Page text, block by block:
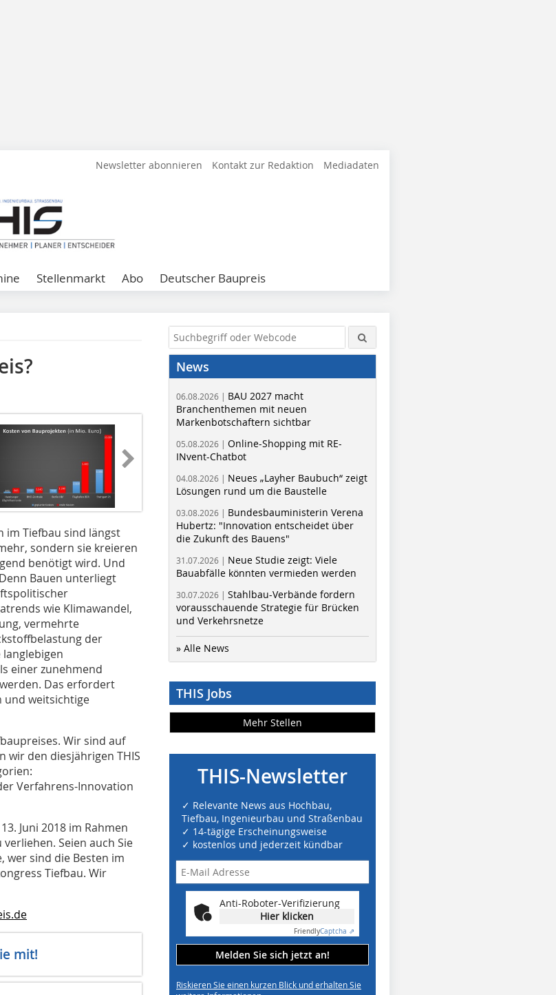
Newsletter abonnieren Kontakt zur Redaktion Mediadaten
Stellenmarkt Abo Deutscher Baupreis
im Tiefbau sind längst
sondern sie kreieren
benötigt wird. Und
Bauen unterliegt
wie Klimawandel,
vermehrte
der
einer zunehmend
Das erfordert
und weitsichtige
Wir sind auf
wir den diesjährigen THIS
Verfahrens-Innovation
Juni 2018 im Rahmen
Seien auch Sie
wer sind die Besten im
Tiefbau. Wir
mit!
News
06.08.2026 | BAU 2027 macht
Branchenthemen mit neuen
Markenbotschaftern sichtbar
05.08.2026 | Online-Shopping mit RE-
INvent-Chatbot
04.08.2026 | Neues „Layher Baubuch“ zeigt
Lösungen rund um die Baustelle
03.08.2026 | Bundesbauministerin Verena
Hubertz: "Innovation entscheidet über
die Zukunft des Bauens"
31.07.2026 | Neue Studie zeigt: Viele
Bauabfälle könnten vermieden werden
30.07.2026 | Stahlbau-Verbände fordern
vorausschauende Strategie für Brücken
und Verkehrsnetze
» Alle News
THIS Jobs
Mehr Stellen
THIS-Newsletter
✓ Relevante News aus Hochbau,
Tiefbau, Ingenieurbau und Straßenbau
✓ 14-tägige Erscheinungsweise
✓ kostenlos und jederzeit kündbar
Anti-Roboter-Verifizierung
Hier klicken
FriendlyCaptcha ⇗
Melden Sie sich jetzt an!
Riskieren Sie einen kurzen Blick und erhalten Sie